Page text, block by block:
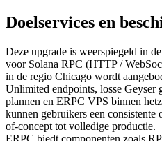
Doelservices en
Deze upgrade is weerspiegeld in
voor Solana RPC (HTTP /
in de regio Chicago wordt
Unlimited endpoints, losse
plannen en ERPC VPS binnen
kunnen gebruikers een
of-concept tot volledige productie.